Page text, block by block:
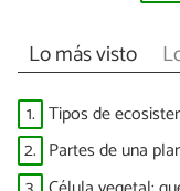
Lo más visto
1. Tipos de
2. Partes de una